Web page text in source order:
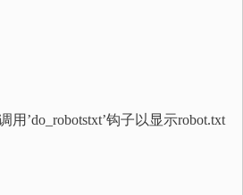
用’do_robotstxt’钩子以显示robot.txt